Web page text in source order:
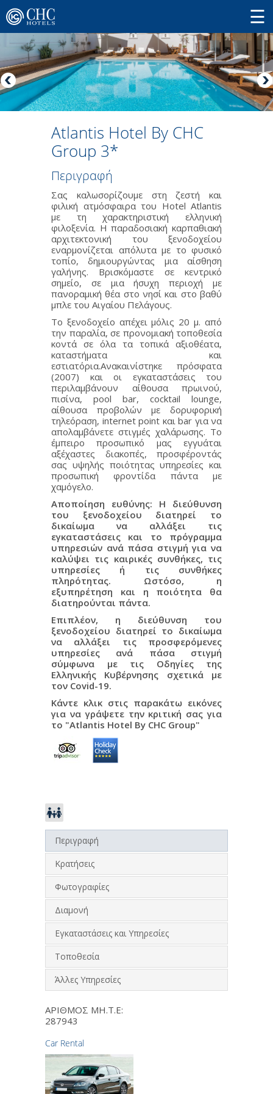
Atlantis Hotel By CHC
Group 3*
Περιγραφή
Σας καλωσορίζουμε στη ζεστή και
φιλική ατμόσφαιρα του Hotel Atlantis
με τη χαρακτηριστική ελληνική
φιλοξενία. Η παραδοσιακή καρπαθιακή
αρχιτεκτονική του ξενοδοχείου
εναρμονίζεται απόλυτα με το φυσικό
τοπίο, δημιουργώντας μια αίσθηση
γαλήνης. Βρισκόμαστε σε κεντρικό
σημείο, σε μια ήσυχη περιοχή με
πανοραμική θέα στο νησί και στο βαθύ
μπλε του Αιγαίου Πελάγους.
Το ξενοδοχείο απέχει μόλις 20 μ. από
την παραλία, σε προνομιακή τοποθεσία
κοντά σε όλα τα τοπικά αξιοθέατα,
καταστήματα και
εστιατόρια.Ανακαινίστηκε πρόσφατα
(2007) και οι εγκαταστάσεις του
περιλαμβάνουν αίθουσα πρωινού,
πισίνα, pool bar, cocktail lounge,
αίθουσα προβολών με δορυφορική
τηλεόραση, internet point και bar για να
απολαμβάνετε στιγμές χαλάρωσης. Το
έμπειρο προσωπικό μας εγγυάται
αξέχαστες διακοπές, προσφέροντάς
σας υψηλής ποιότητας υπηρεσίες και
προσωπική φροντίδα πάντα με
χαμόγελο.
Αποποίηση ευθύνης: Η διεύθυνση
του ξενοδοχείου διατηρεί το
δικαίωμα να αλλάξει τις
εγκαταστάσεις και το πρόγραμμα
υπηρεσιών ανά πάσα στιγμή για να
καλύψει τις καιρικές συνθήκες, τις
υπηρεσίες ή τις συνθήκες
πληρότητας. Ωστόσο, η
εξυπηρέτηση και η ποιότητα θα
διατηρούνται πάντα.
Επιπλέον, η διεύθυνση του
ξενοδοχείου διατηρεί το δικαίωμα
να αλλάξει τις προσφερόμενες
υπηρεσίες ανά πάσα στιγμή
σύμφωνα με τις Οδηγίες της
Ελληνικής Κυβέρνησης σχετικά με
τον Covid-19.
Κάντε κλικ στις παρακάτω εικόνες
για να γράψετε την κριτική σας για
το "Atlantis Hotel By CHC Group"
Περιγραφή
Κρατήσεις
Φωτογραφίες
Διαμονή
Εγκαταστάσεις και Υπηρεσίες
Τοποθεσία
Άλλες Υπηρεσίες
ΑΡΙΘΜΟΣ ΜΗ.Τ.Ε:
287943
Car Rental